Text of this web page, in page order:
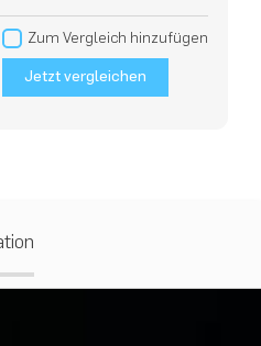
Zum Vergleich hinzufügen
Jetzt vergleichen